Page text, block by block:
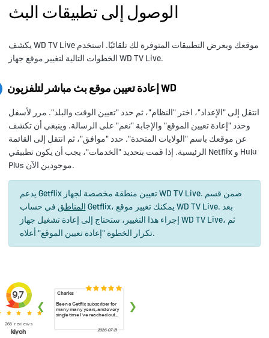
الوصول إلى تطبيقات البث
يكشف WD TV Live موقعك ويعرض التطبيقات المتوفرة لك تلقائيًا. استخدم
الخطوات التالية لتغيير موقع جهاز WD TV Live.
إعادة تعيين موقع بث مباشر لتلفزيون WD
انتقل إلى "الإعداد"، اختر "النظام"، ثم حدد "تعيين الوقت والبلد". مرر لأسفل
وحدد "إعادة تعيين الموقع" والإجابة "نعم" على الرسالة. وينبغي أن تكشف
عن موقعك باسم "الولايات المتحدة". حدد "موافق"، ثم انتقل إلى القائمة
الرئيسية. إذا قمت بتحديد "الخدمات"، يجب أن يكون تطبيقي Netflix و Hulu
Plus موجودين الآن.
يدعم Getflix تعيين منطقة مخصصة لجهاز WD TV Live. ضمن قسم
المناطق في حساب Getflix، يمكنك تغيير موقع WD TV Live. بعد
إجراء هذا التغيير، ستحتاج إلى إعادة تشغيل جهاز WD TV Live، ثم
تكرار الخطوة "إعادة تعيين الموقع" أعلاه.